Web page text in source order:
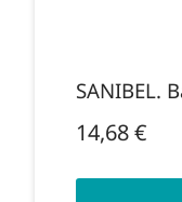
SANIBEL.
14,68€